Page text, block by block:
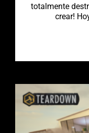
totalmente
crear!